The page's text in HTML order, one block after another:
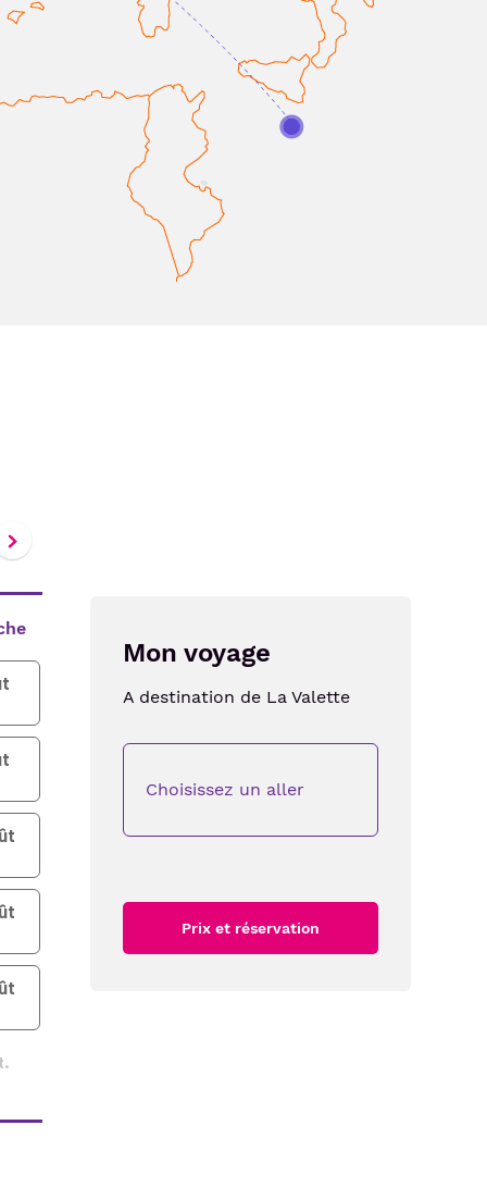
Mon voyage
A destination de La Valette
Choisissez un aller
Prix et réservation